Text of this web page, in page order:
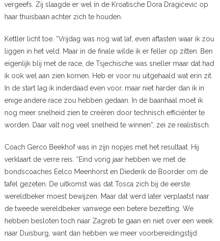
vergeefs. Zij slaagde er wel in de Kroatische Dora Dragičević op
haar thuisbaan achter zich te houden.
Kettler licht toe. “Vrijdag was nog wat laf, even aftasten waar ik zou
liggen in het veld. Maar in de finale wilde ik er feller op zitten. Ben
eigenlijk blij met de race, de Tsjechische was sneller maar dat had
ik ook wel aan zien komen. Heb er voor nu uitgehaald wat erin zit.
In de start lag ik inderdaad even voor, maar niet harder dan ik in
enige andere race zou hebben gedaan. In de baanhaal moet ik
nog meer snelheid zien te creëren door technisch efficiënter te
worden. Daar valt nog veel snelheid te winnen”, zei ze realistisch.
Coach Gerco Beekhof was in zijn nopjes met het resultaat. Hij
verklaart de verre reis. “Eind vorig jaar hebben we met de
bondscoaches Eelco Meenhorst en Diederik de Boorder om de
tafel gezeten. De uitkomst was dat Tosca zich bij de eerste
wereldbeker moest bewijzen. Maar dat werd later verplaatst naar
de tweede wereldbeker vanwege een betere bezetting. We
hebben besloten toch naar Zagreb te gaan en niet over een week
naar Duisburg, want dan hebben we meer voorbereidingstijd